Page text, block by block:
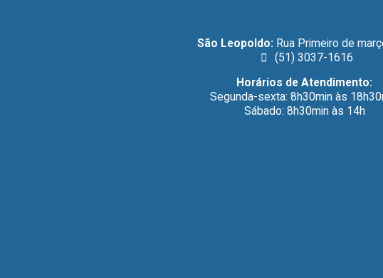
São Leopoldo: Rua Primeiro de
(51) 3037-1616
Horários de Atendimento:
Segunda-sexta: 8h30min às
Sábado: 8h30min às 14h